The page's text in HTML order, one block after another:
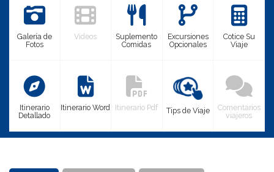
MÁS
Galería de
Fotos
Videos
Suplemento
Comidas
Excursiones
Opcionales
Cotice Su
Viaje
Itinerario
Detallado
Itinerario Word Itinerario Pdf Tips de Viaje
Comentarios
viajeros